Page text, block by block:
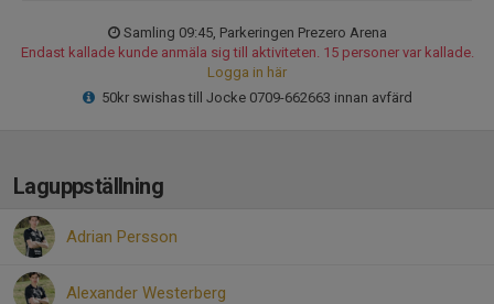
Samling 09:45, Parkeringen Prezero Arena
Endast kallade kunde anmäla sig till aktiviteten. 15 personer var kallade.
Logga in här
50kr swishas till Jocke 0709-662663 innan avfärd
Laguppställning
Adrian Persson
Alexander Westerberg